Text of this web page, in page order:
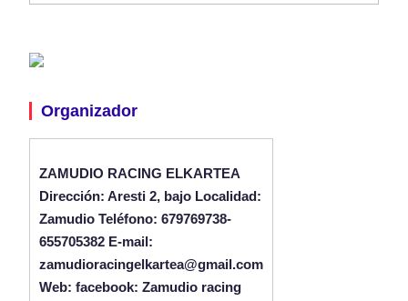
Organizador
ZAMUDIO RACING ELKARTEA
Dirección: Aresti 2, bajo Localidad:
Zamudio Teléfono: 679769738-
655705382 E-mail:
zamudioracingelkartea@gmail.com
Web: facebook: Zamudio racing